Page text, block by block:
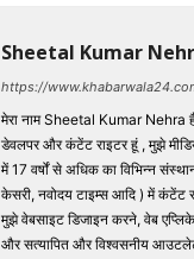
Sheetal Kumar
https://
मेरा नाम Sheetal Kumar Nehra
डेवलपर और कंटेंट राइटर हूं , मुझे
में 17 वर्षों से अधिक का विभिन्न
केसरी, नवोदय टाइम्स आदि ) में कंटेंट
मुझे वेबसाइट डिजाइन करने, वेब
और सत्यापित और विश्वसनीय आउटलेट